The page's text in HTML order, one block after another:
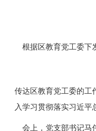
根据区教育党工委下
传达区教育党工委的工
入学习贯彻落实习近平
会上，党支部书记马